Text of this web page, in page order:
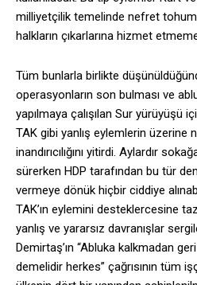
milliyetçilik temelinde nefret
halkların çıkarlarına hizmet
Tüm bunlarla birlikte
operasyonların son bulması ve
yapılmaya çalışılan Sur yürüyüşü
TAK gibi yanlış eylemlerin üzerine
inandırıcılığını yitirdi. Aylardır
sürerken HDP tarafından bu tür
vermeye dönük hiçbir ciddiye
TAK’ın eylemini desteklercesine
yanlış ve yararsız davranışlar
Demirtaş’ın “Abluka kalkmadan
demelidir herkes” çağrısının tüm